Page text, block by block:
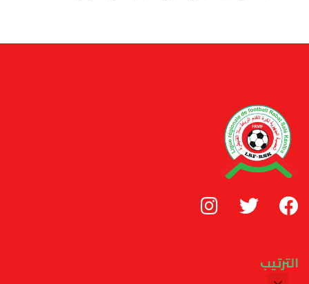
الترتيب